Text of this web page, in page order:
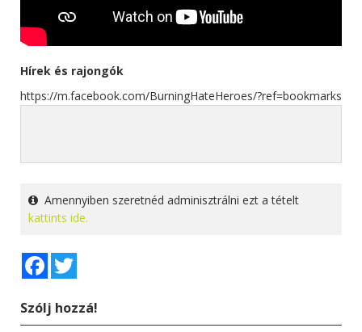
Hírek és rajongók
https://m.facebook.com/BurningHateHeroes/?ref=bookmarks
Amennyiben szeretnéd adminisztrálni ezt a tételt
kattints ide.
Facebook
Szólj hozzá!